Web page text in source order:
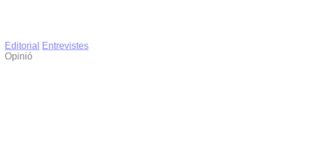
Editorial
Entrevistes
Opinió